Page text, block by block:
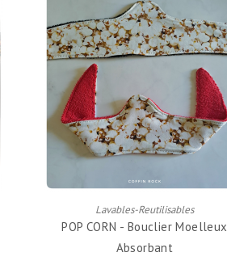
Lavables-Reutilisables
POP CORN - Bouclier Moelleux
Absorbant